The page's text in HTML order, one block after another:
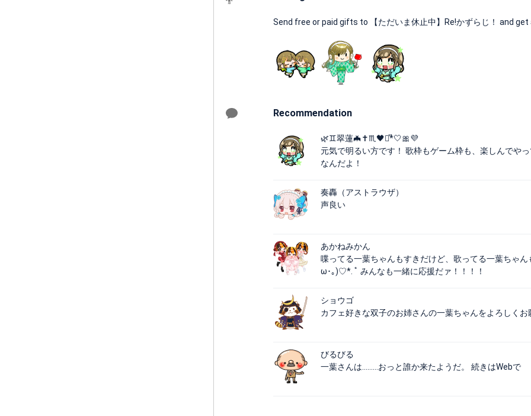
Send free or paid gifts to 【ただいま休止中】Re!かずらじ！ and get
Recommendation
🌿♊️翠蓮🦇✝️♏🖤⋆͛*͛🤍🎀💜
元気で明るい方です！ 歌枠もゲーム枠も、楽しんでや
なんだよ！
奏轟（アストラウザ）
声良い
あかねみかん
喋ってる一葉ちゃんもすきだけど、歌ってる一葉ちゃ
ω･｡)♡*. ﾟ みんなも一緒に応援だァ！！！！
ショウゴ
カフェ好きな双子のお姉さんの一葉ちゃんをよろしくお
びるびる
一葉さんは………おっと誰か来たようだ。 続きはWebで